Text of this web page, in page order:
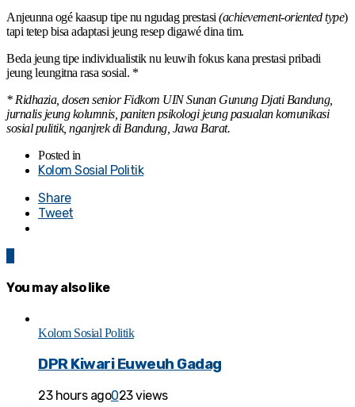
Anjeunna ogé kaasup tipe nu ngudag prestasi (achievement-oriented type)
tapi tetep bisa adaptasi jeung resep digawé dina tim.
Beda jeung tipe individualistik nu leuwih fokus kana prestasi pribadi
jeung leungitna rasa sosial. *
* Ridhazia, dosen senior Fidkom UIN Sunan Gunung Djati Bandung,
jurnalis jeung kolumnis, paniten psikologi jeung pasualan komunikasi
sosial pulitik, nganjrek di Bandung, Jawa Barat.
Posted in
Kolom Sosial Politik
Share
Tweet
You may also like
Kolom Sosial Politik
DPR Kiwari Euweuh Gadag
23 hours ago023 views